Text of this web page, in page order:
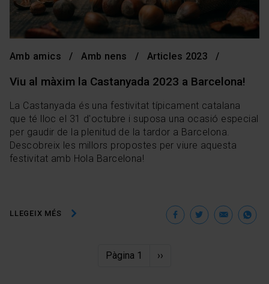
pots començar a navegar-hi. Només pots consultar la
nostraPolítica de cookies
pots modificar la teva selecció de cookies anant a l’opció
inferior del web.
Amb amics Amb nens Articles 2023
Viu al màxim la Castanyada 2023 a Barcelona!
La Castanyada és una festivitat típicament catalana
que té lloc el 31 d'octubre i suposa una ocasió especial
per gaudir de la plenitud de la tardor a Barcelona.
Descobreix les millors propostes per viure aquesta
festivitat amb Hola Barcelona!
LLEGEIX MÉS Facebook
Twitter
Paginació
Pàgina 1
Pàgina
››